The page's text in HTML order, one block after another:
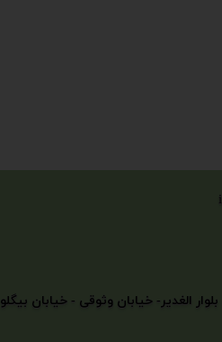
i